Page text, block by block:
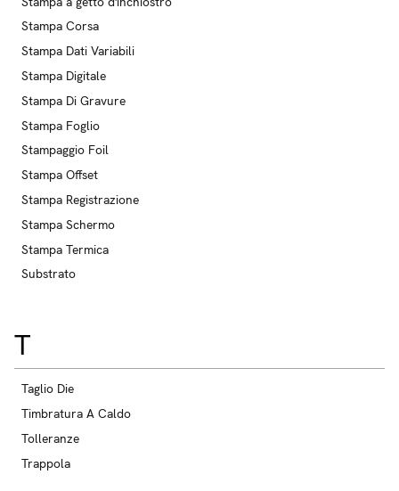
Stampa Corsa
Stampa Dati Variabili
Stampa Digitale
Stampa Di Gravure
Stampa Foglio
Stampaggio Foil
Stampa Offset
Stampa Registrazione
Stampa Schermo
Stampa Termica
Substrato
T
Taglio Die
Timbratura A Caldo
Tolleranze
Trappola